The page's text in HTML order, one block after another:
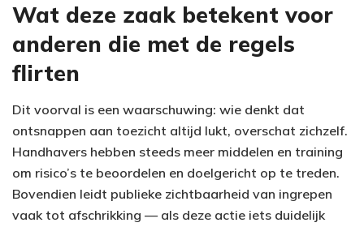
Wat deze zaak betekent voor
anderen die met de regels
flirten
Dit voorval is een waarschuwing: wie denkt dat
ontsnappen aan toezicht altijd lukt, overschat zichzelf.
Handhavers hebben steeds meer middelen en training
om risico’s te beoordelen en doelgericht op te treden.
Bovendien leidt publieke zichtbaarheid van ingrepen
vaak tot afschrikking — als deze actie iets duidelijk